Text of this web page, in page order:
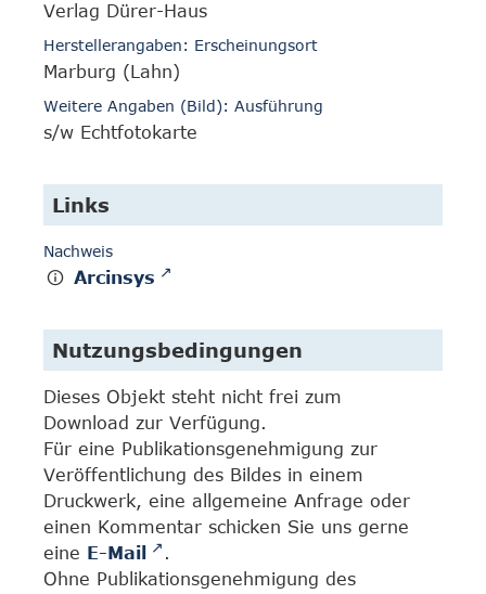
Verlag Dürer-Haus
Herstellerangaben: Erscheinungsort
Marburg (Lahn)
Weitere Angaben (Bild): Ausführung
s/w Echtfotokarte
Links
Nachweis
Arcinsys
Nutzungsbedingungen
Dieses Objekt steht nicht frei zum
Download zur Verfügung.
Für eine Publikationsgenehmigung zur
Veröffentlichung des Bildes in einem
Druckwerk, eine allgemeine Anfrage oder
einen Kommentar schicken Sie uns gerne
eine E-Mail
.
Ohne Publikationsgenehmigung des